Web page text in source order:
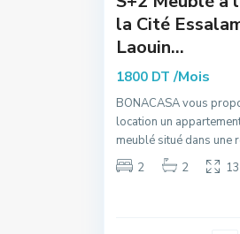
la Cité
Laouin...
1800 DT/Mois
BONACASA vous
location un
meublé situé dans une
2
2